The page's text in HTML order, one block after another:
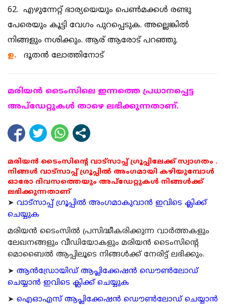
62. എഴുന്നേറ്റ് ഭാര്യയെയും പെണ്‍മക്കള്‍ രണ്ടു
പേരെയും കൂട്ടി വേഗം പുറപ്പെടുക. അല്ലെങ്കില്‍
നിങ്ങളും നശിക്കും. ആര് ആരോട് പറഞ്ഞു.
ഉ.
ദൂതന്‍ ലോത്തിനോട്
മരിയന്‍ ടൈംസിലെ ഇന്നത്തെ പ്രധാനപ്പെട്ട
അപ്ഡേറ്റുകള്‍ താഴെ ലഭിക്കുന്നതാണ്.
മരിയൻ ടൈംസിന്റെ വാട്സാപ്പ് ഗ്രൂപ്പിലേക്ക് സ്വാഗതം .
നിങ്ങൾ വാട്സാപ്പ് ഗ്രൂപ്പിൽ അംഗമായി കഴിയുമ്പോൾ
ഓരോ ദിവസത്തെയും അപ്ഡേറ്റുകൾ നിങ്ങൾക്ക്
ലഭിക്കുന്നതാണ്
➤ വാട്സാപ്പ് ഗ്രൂപ്പിൽ അംഗമാകുവാൻ ഇവിടെ ക്ലിക്ക്
ചെയ്യുക
മരിയന്‍ ടൈംസില്‍ പ്രസിദ്ധീകരിക്കുന്ന വാര്‍ത്തകളും
ലേഖനങ്ങളും വീഡിയോകളും മരിയന്‍ ടൈംസിന്റെ
മൊബൈല്‍ ആപ്പിലൂടെ നിങ്ങള്‍ക്ക് നേരിട്ട് ലഭിക്കും.
➤ ആന്‍ഡ്രോയിഡ് ആപ്ലിക്കേഷന്‍ ഡൌണ്‍ലോഡ്
ചെയ്യാന്‍ ഇവിടെ ക്ലിക്ക് ചെയ്യുക
➤ ഐഓഎസ് ആപ്ലിക്കേഷന്‍ ഡൌണ്‍ലോഡ് ചെയ്യാന്‍